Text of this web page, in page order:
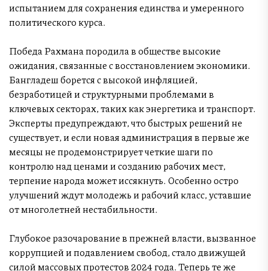
испытанием для сохранения единства и умеренного
политического курса.
Победа Рахмана породила в обществе высокие
ожидания, связанные с восстановлением экономики.
Бангладеш борется с высокой инфляцией,
безработицей и структурными проблемами в
ключевых секторах, таких как энергетика и транспорт.
Эксперты предупреждают, что быстрых решений не
существует, и если новая администрация в первые же
месяцы не продемонстрирует четкие шаги по
контролю над ценами и созданию рабочих мест,
терпение народа может иссякнуть. Особенно остро
улучшений ждут молодежь и рабочий класс, уставшие
от многолетней нестабильности.
Глубокое разочарование в прежней власти, вызванное
коррупцией и подавлением свобод, стало движущей
силой массовых протестов 2024 года. Теперь те же